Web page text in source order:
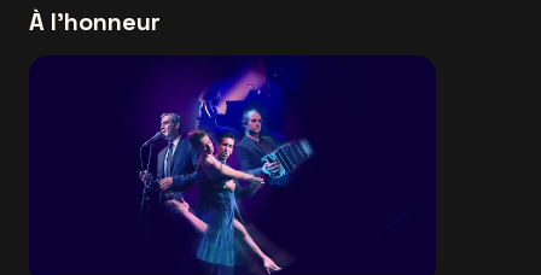
À l'honneur